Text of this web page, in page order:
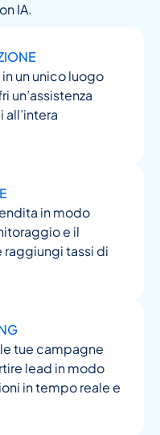
IA.
un unico luogo
un’assistenza
in modo
e il
tassi di
tue campagne
lead in modo
in tempo reale e